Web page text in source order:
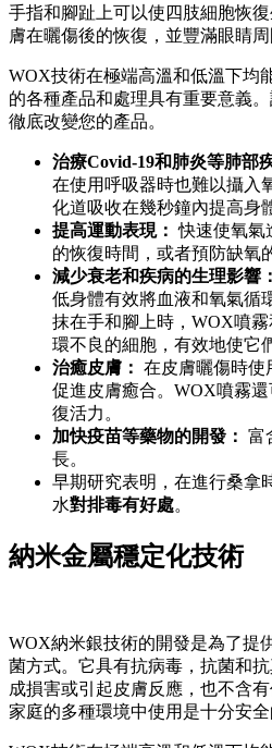
手指和腳趾上可以使四肢細胞恢
膚在曬傷後的恢復，並豐滿眼睛周
WOX技術在極端高溫和低溫下均
的各種產品和處理具有重要意義
徹底改變您的產品。
治療Covid-19和肺炎等肺部
在使用呼吸器時也難以攝入
化道吸收在幾秒鐘內提高身
提高運動表現： 快速使氧氣
的恢復時間，或者預防缺氧
減少衰老和疾病的生理影響：
低身體有效將血液和氧氣循
抹在手和腳上時，WOX噴
環不良的細胞，有效地使它
治癒皮膚： 在皮膚曬傷時使
促進皮膚癒合。WOX噴霧
復活力。
加快疫苗等藥物的開發： 富
長。
早期研究表明，在進行桑拿
水對排毒有好處。
納米金屬穩定化技術
WOX納米銀技術的開發是為了提
菌方式。它具有抗病毒，抗菌和
成損害或引起皮膚反應，也不含
家庭的多種環境中使用是十分安全